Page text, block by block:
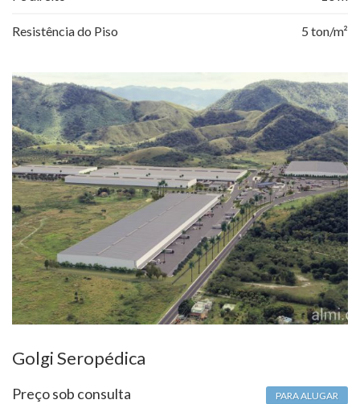
Resistência do Piso 5 ton/m²
Golgi Seropédica
Preço sob consulta PARA ALUGAR